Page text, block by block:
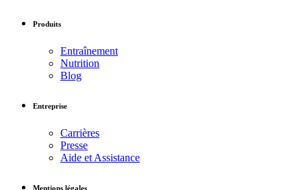
Produits
Entraînement
Nutrition
Blog
Entreprise
Carrières
Presse
Aide et Assistance
Mentions légales